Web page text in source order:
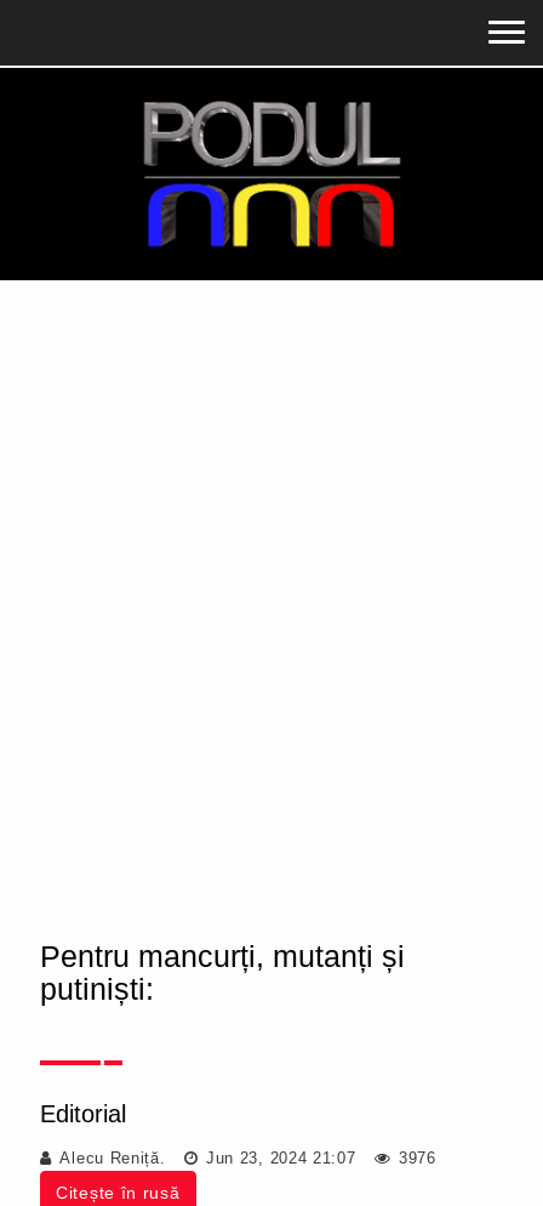
Pentru mancurți, mutanți și
putiniști:
Editorial
Alecu Reniță. Jun 23, 2024 21:07 3976
Citește în rusă